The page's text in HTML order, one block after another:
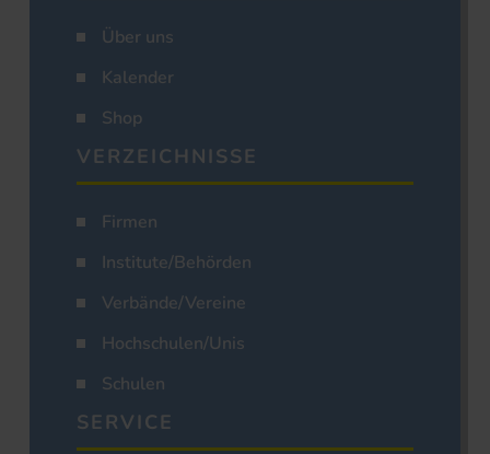
Über uns
Kalender
Shop
VERZEICHNISSE
Firmen
Institute/Behörden
Verbände/Vereine
Hochschulen/Unis
Schulen
SERVICE